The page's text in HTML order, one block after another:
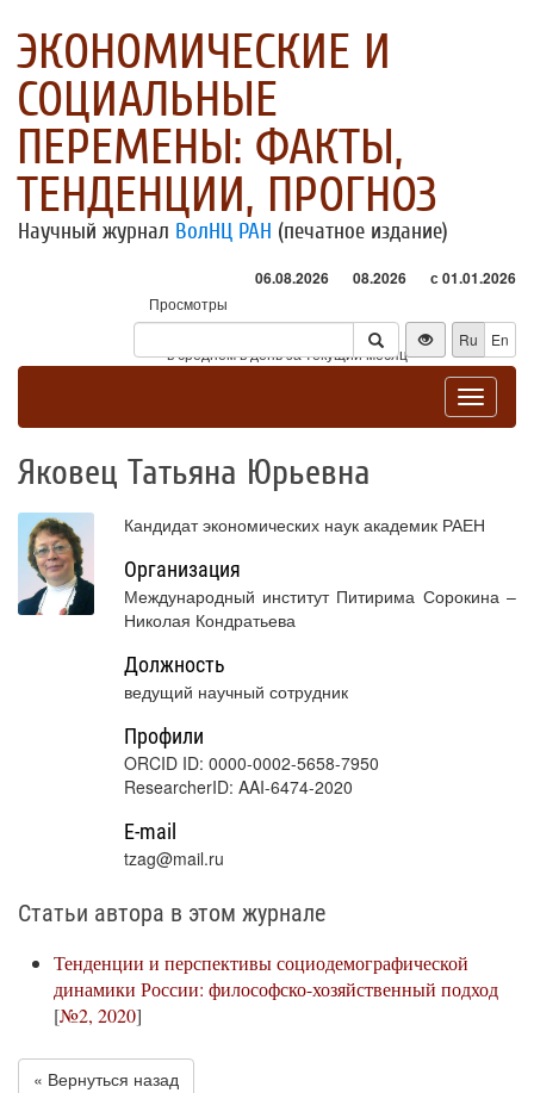
ЭКОНОМИЧЕСКИЕ И
СОЦИАЛЬНЫЕ
ПЕРЕМЕНЫ: ФАКТЫ,
ТЕНДЕНЦИИ, ПРОГНОЗ
Научный журнал ВолНЦ РАН (печатное издание)
06.08.2026 08.2026 с 01.01.2026
Просмотры
Посетители
* - в среднем в день за текущий месяц
Ru En
Toggle
Яковец Татьяна Юрьевна
Кандидат экономических наук академик РАЕН
Организация
Международный институт Питирима Сорокина –
Николая Кондратьева
Должность
ведущий научный сотрудник
Профили
ORCID ID: 0000-0002-5658-7950
ResearcherID: AAI-6474-2020
E-mail
tzag@mail.ru
Статьи автора в этом журнале
Тенденции и перспективы социодемографической
динамики России: философско-хозяйственный подход
[№2, 2020]
« Вернуться назад